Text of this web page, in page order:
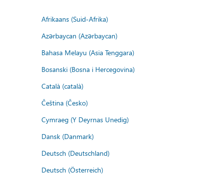
Afrikaans (Suid-Afrika)
Azərbaycan (Azərbaycan)
Bahasa Melayu (Asia Tenggara)
Bosanski (Bosna i Hercegovina)
Català (català)
Čeština (Česko)
Cymraeg (Y Deyrnas Unedig)
Dansk (Danmark)
Deutsch (Deutschland)
Deutsch (Österreich)